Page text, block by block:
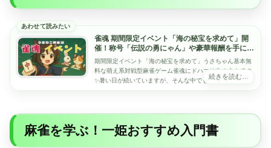
雀魂 期間限定イベント「海の秘宝を求めて」開
催！称号「伝説の勇にゃん」や豪華報酬を手に入
れよう 2025年8月20日(水) ～ 9月10日(水)
5:59
期間限定イベント「海の秘宝を求めて」うさちゃん基本無
料な萌え系対戦型麻雀ゲーム雀魂にドハマり中のうさです
✨暑い日が続いていますが、そんな中でもアツいのが……
そう、じゃんたまの夏イベント！うさは、課金称...
麻雀を学ぶ！一姫おすすめ入門書